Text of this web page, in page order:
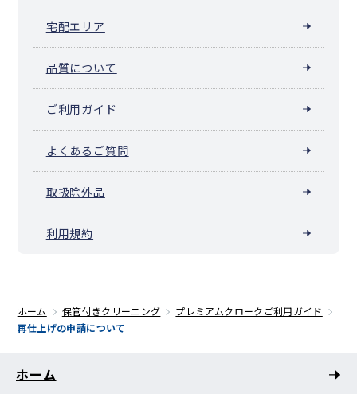
宅配エリア
品質について
ご利用ガイド
よくあるご質問
取扱除外品
利用規約
ホーム 保管付きクリーニング
プレミアムクロークご利用ガイド
再仕上げの申請について
ホーム